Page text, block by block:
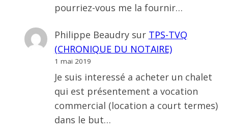
pourriez-vous me la fournir…
Philippe Beaudrysur TPS-TVQ
(CHRONIQUE DU NOTAIRE)
1 mai 2019
Je suis interessé a acheter un chalet
qui est présentement a vocation
commercial (location a court termes)
dans le but…